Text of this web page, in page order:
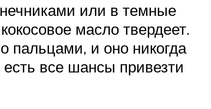
или в темные
масло твердеет.
пальцами, и оно никогда
все шансы привезти